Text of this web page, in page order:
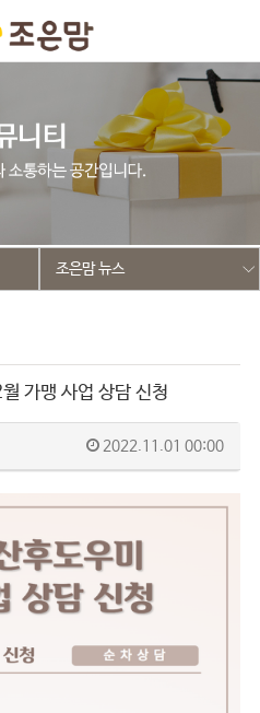
조은맘 뉴스
가맹 사업 상담 신청
2022.11.01 00:00